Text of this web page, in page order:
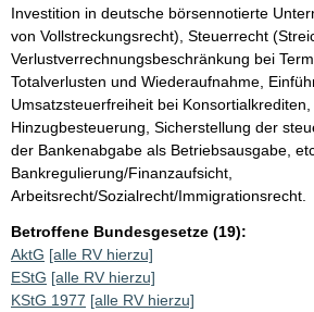
Investition in deutsche börsennotierte
von Vollstreckungsrecht), Steuerrecht
Verlustverrechnungsbeschränkung bei
Totalverlusten und Wiederaufnahme,
Umsatzsteuerfreiheit bei
Hinzugbesteuerung, Sicherstellung der
der Bankenabgabe als Betriebsausgabe,
Bankregulierung/Finanzaufsicht,
Arbeitsrecht/Sozialrecht/Immigrationsrecht.
Betroffene Bundesgesetze (19):
AktG [alle RV hierzu]
EStG [alle RV hierzu]
KStG 1977 [alle RV hierzu]